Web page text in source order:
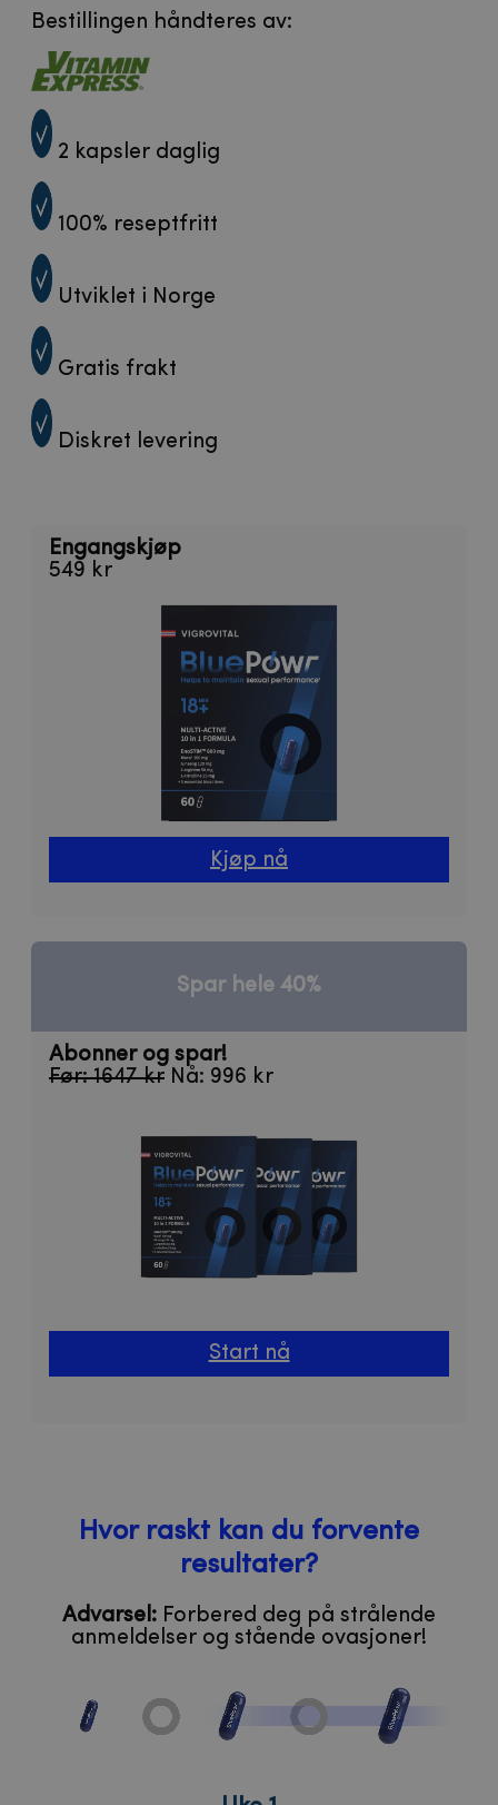
Bestillingen håndteres av: ​
2 kapsler daglig
100% reseptfritt
Utviklet i Norge
Gratis frakt
Diskret levering
Engangskjøp
549 kr
Kjøp nå
Spar hele 40%
Abonner og spar!
Før: 1647 kr Nå: 996 kr
Start nå
Hvor raskt kan du forvente
resultater?
Advarsel: Forbered deg på strålende
anmeldelser og stående ovasjoner!